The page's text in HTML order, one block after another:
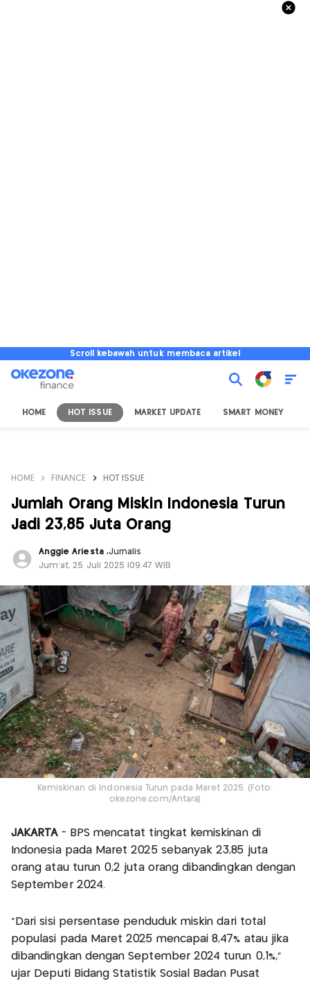
Scroll kebawah untuk membaca artikel
HOME HOT ISSUE MARKET UPDATE SMART MONEY
HOME FINANCE HOT ISSUE
Jumlah Orang Miskin Indonesia Turun
Jadi 23,85 Juta Orang
Anggie Ariesta ,Jurnalis
Jum'at, 25 Juli 2025 |09:47 WIB
Kemiskinan di Indonesia Turun pada Maret 2025. (Foto:
okezone.com/Antara)
JAKARTA - BPS mencatat tingkat kemiskinan di
Indonesia pada Maret 2025 sebanyak 23,85 juta
orang atau turun 0,2 juta orang dibandingkan dengan
September 2024.
"Dari sisi persentase penduduk miskin dari total
populasi pada Maret 2025 mencapai 8,47% atau jika
dibandingkan dengan September 2024 turun 0,1%,"
ujar Deputi Bidang Statistik Sosial Badan Pusat